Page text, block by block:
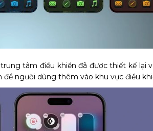
tâm điều khiển đã được thiết kế
người dùng thêm vào khu vực điều